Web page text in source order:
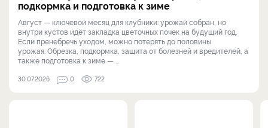
подкормка и подготовка к зиме
Август — ключевой месяц для клубники: урожай собран, но
внутри кустов идёт закладка цветочных почек на будущий год.
Если пренебречь уходом, можно потерять до половины
урожая. Обрезка, подкормка, защита от болезней и вредителей, а
также подготовка к зиме — ...
30.07.2026 0 722